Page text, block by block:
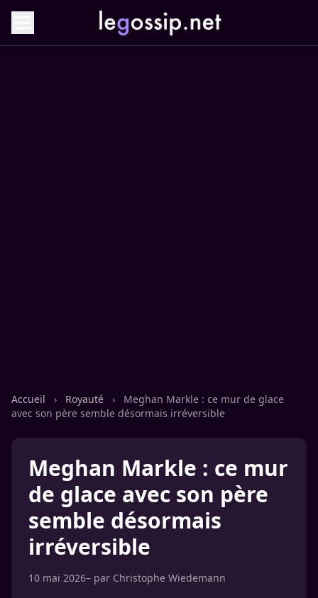
Accueil › Royauté ›
Meghan Markle : ce mur de glace
avec son père semble désormais irréversible
Meghan Markle : ce mur
de glace avec son père
semble désormais
irréversible
10 mai 2026– par Christophe Wiedemann